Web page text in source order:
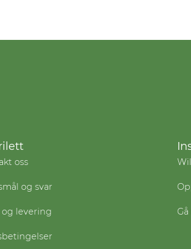
oss
og svar
og levering